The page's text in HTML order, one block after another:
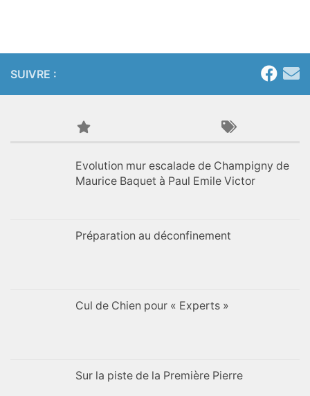
SUIVRE :
Evolution mur escalade de Champigny de
Maurice Baquet à Paul Emile Victor
Préparation au déconfinement
Cul de Chien pour « Experts »
Sur la piste de la Première Pierre